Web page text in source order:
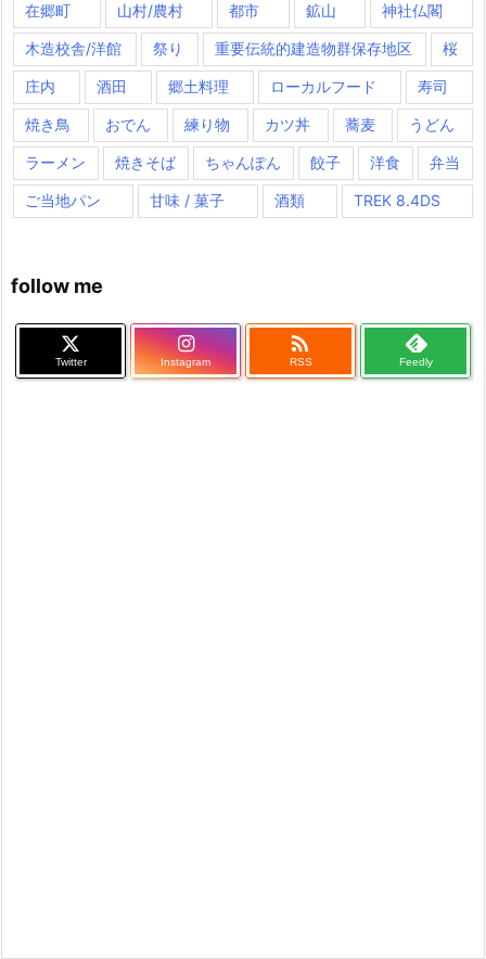
在郷町 山村/農村 都市 鉱山 神社仏閣
木造校舎/洋館 祭り 重要伝統的建造物群保存地区 桜
庄内 酒田 郷土料理 ローカルフード 寿司
焼き鳥 おでん 練り物 カツ丼 蕎麦 うどん
ラーメン 焼きそば ちゃんぽん 餃子 洋食 弁当
ご当地パン 甘味 / 菓子 酒類 TREK 8.4DS
follow me
Twitter Instagram

RSS Feedly